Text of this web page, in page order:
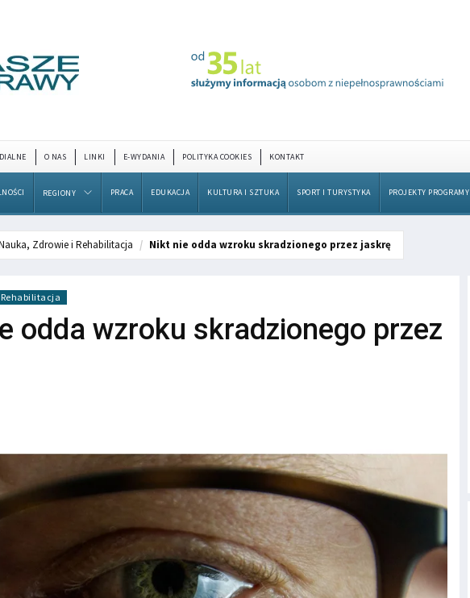
O NAS LINKI E-WYDANIA POLITYKA COOKIES KONTAKT
REGIONY PRACA EDUKACJA KULTURA I SZTUKA SPORT I TURYSTYKA PROJEKTY PROGRAMY
Zdrowie i Rehabilitacja Nikt nie odda wzroku skradzionego przez jaskrę
odda wzroku skradzionego przez